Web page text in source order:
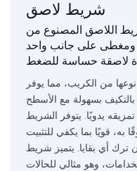
شريط لاصق
اللاصق المصنوع من
ومغطى على جانب واحد
من الكريب، مما يوفر
بسهولة مع الأسطح
يدويًا. يتوفر الشريط
به، قويًا بما يكفي للتثبيت
ترك أي بقايا. يتميز شريط
وهو مثالي للحالات